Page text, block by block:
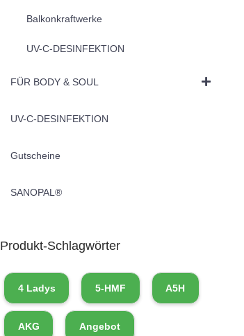
Balkonkraftwerke
UV-C-DESINFEKTION
FÜR BODY & SOUL
UV-C-DESINFEKTION
Gutscheine
SANOPAL®
Produkt-Schlagwörter
4 Ladys 5-HMF A5H
AKG Angebot